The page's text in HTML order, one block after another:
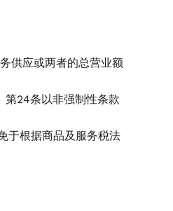
供应或两者的总营业额
第24条以非强制性条款
于根据商品及服务税法